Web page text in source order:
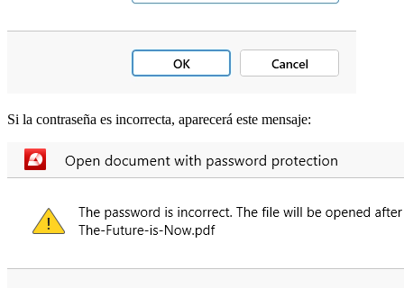
Si la contraseña es incorrecta, aparecerá este mensaje: